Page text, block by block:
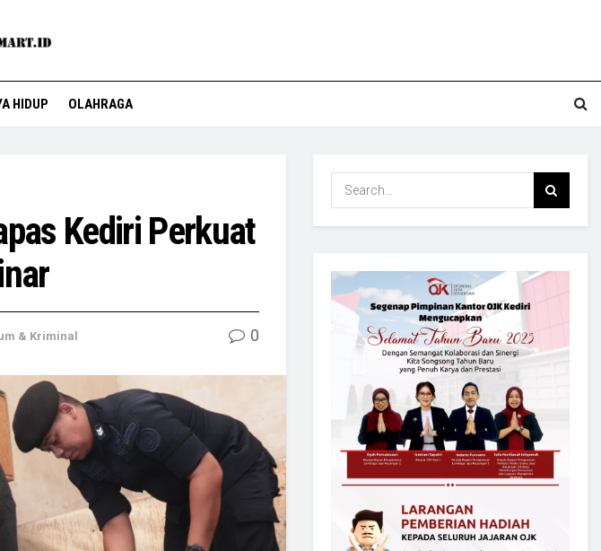
HIDUP OLAHRAGA
Kediri Perkuat
& Kriminal 0